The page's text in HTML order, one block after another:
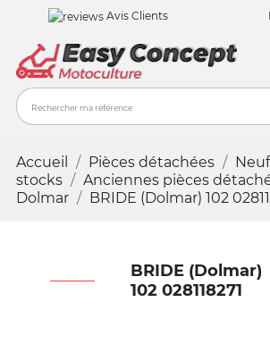
Avis Clients
Accueil Pièces détachées Neuf
stocks
Anciennes pièces
Dolmar
BRIDE (Dolmar) 102
BRIDE (Dolmar)
102 028118271